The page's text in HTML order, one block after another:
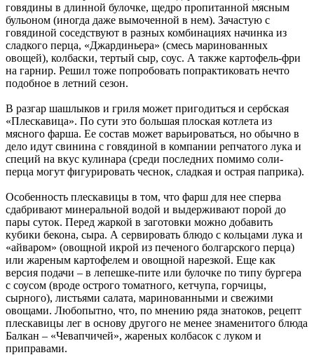
говядины в длинной булочке, щедро пропитанной мясным
бульоном (иногда даже вымоченной в нем). Зачастую с
говядиной соседствуют в разных комбинациях начинка из
сладкого перца, «Джардиньера» (смесь маринованных
овощей), колбаски, тертый сыр, соус. А также картофель-фри
на гарнир. Решил тоже попробовать попрактиковать нечто
подобное в летний сезон.
В разгар шашлыков и гриля может пригодиться и сербская
«Плескавица». По сути это большая плоская котлета из
мясного фарша. Ее состав может варьироваться, но обычно в
дело идут свинина с говядиной в компании репчатого лука и
специй на вкус кулинара (среди последних помимо соли-
перца могут фигурировать чеснок, сладкая и острая паприка).
Особенность плескавицы в том, что фарш для нее сперва
сдабривают минеральной водой и выдерживают порой до
пары суток. Перед жаркой в заготовки можно добавить
кубики бекона, сыра. А сервировать блюдо с кольцами лука и
«айваром» (овощной икрой из печеного болгарского перца)
или жареным картофелем и овощной нарезкой. Еще как
версия подачи – в лепешке-пите или булочке по типу бургера
с соусом (вроде острого томатного, кетчупа, горчицы,
сырного), листьями салата, маринованными и свежими
овощами. Любопытно, что, по мнению ряда знатоков, рецепт
плескавицы лег в основу другого не менее знаменитого блюда
Балкан – «Чевапчичей», жареных колбасок с луком и
приправами.